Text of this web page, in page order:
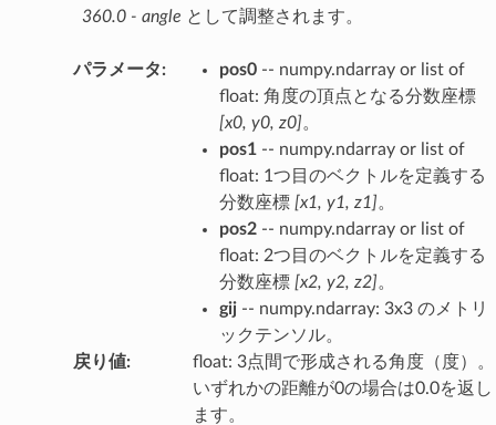
360.0 - angle として調整されます。
パラメータ: pos0-- numpy.ndarray or list of
float: 角度の頂点となる分数座標
[x0, y0, z0]。
pos1-- numpy.ndarray or list of
float: 1つ目のベクトルを定義する
分数座標 [x1, y1, z1]。
pos2-- numpy.ndarray or list of
float: 2つ目のベクトルを定義する
分数座標 [x2, y2, z2]。
gij-- numpy.ndarray: 3x3 のメトリ
ックテンソル。
戻り値:
float: 3点間で形成される角度（度）。
いずれかの距離が0の場合は0.0を返し
ます。